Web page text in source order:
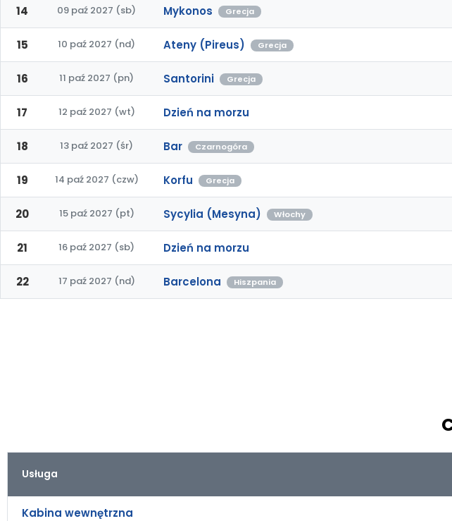
14 09 paź 2027 (sb) Mykonos Grecja
15 10 paź 2027 (nd) Ateny (Pireus) Grecja
16 11 paź 2027 (pn) Santorini Grecja
17 12 paź 2027 (wt) Dzień na morzu
18 13 paź 2027 (śr) Bar Czarnogóra
19 14 paź 2027 (czw) Korfu Grecja
20 15 paź 2027 (pt) Sycylia (Mesyna) Włochy
21 16 paź 2027 (sb) Dzień na morzu
22 17 paź 2027 (nd) Barcelona Hiszpania
Usługa
Kabina wewnętrzna